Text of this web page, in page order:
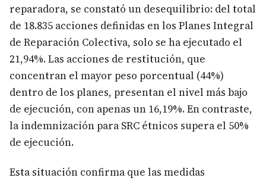
reparadora, se constató un desequilibrio: del total
de 18.835 acciones definidas en los Planes Integral
de Reparación Colectiva, solo se ha ejecutado el
21,94%. Las acciones de restitución, que
concentran el mayor peso porcentual (44%)
dentro de los planes, presentan el nivel más bajo
de ejecución, con apenas un 16,19%. En contraste,
la indemnización para SRC étnicos supera el 50%
de ejecución.
Esta situación confirma que las medidas